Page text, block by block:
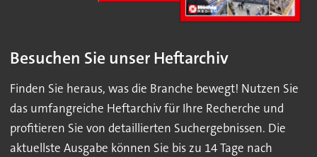
Besuchen Sie unser Heftarchiv
Finden Sie heraus, was die Branche bewegt! Nutzen Sie
das umfangreiche Heftarchiv für Ihre Recherche und
profitieren Sie von detaillierten Suchergebnissen. Die
aktuellste Ausgabe können Sie bis zu 14 Tage nach